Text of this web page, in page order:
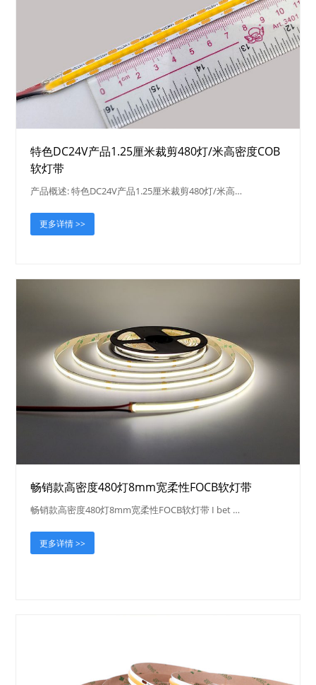
特色DC24V产品1.25厘米裁剪480灯/米高密度COB
软灯带
产品概述: 特色DC24V产品1.25厘米裁剪480灯/米高…
更多详情 >>
畅销款高密度480灯8mm宽柔性FOCB软灯带
畅销款高密度480灯8mm宽柔性FOCB软灯带 I bet …
更多详情 >>